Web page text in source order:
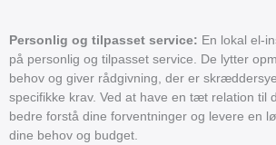
Personlig og tilpasset service: En lokal el-
på personlig og tilpasset service. De lytter
behov og giver rådgivning, der er
specifikke krav. Ved at have en tæt relation til
bedre forstå dine forventninger og levere en
dine behov og budget.